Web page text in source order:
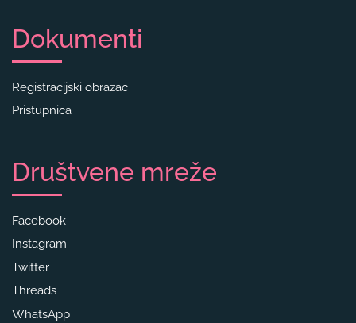
Dokumenti
Registracijski obrazac
Pristupnica
Društvene mreže
Facebook
Instagram
Twitter
Threads
WhatsApp